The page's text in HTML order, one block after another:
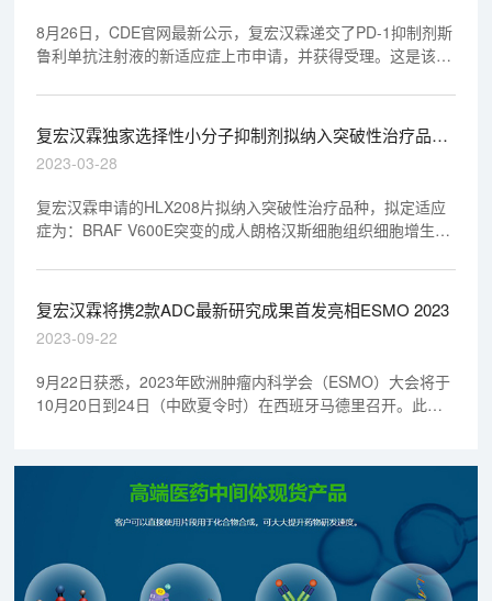
8月26日，CDE官网最新公示，复宏汉霖递交了PD-1抑制剂斯
鲁利单抗注射液的新适应症上市申请，并获得受理。这是该产
2022年度中期业绩，斯鲁利单抗联合化疗用于一线治疗食管鳞
癌的3期研究已达到双主要研究终点。
复宏汉霖独家选择性小分子抑制剂拟纳入突破性治疗品种
丨“美”天新药事
2023-03-28
复宏汉霖申请的HLX208片拟纳入突破性治疗品种，拟定适应
症为：BRAF V600E突变的成人朗格汉斯细胞组织细胞增生症
HLX208（RX208）是润新生物自主研发的一款针对BRAF
V600E突变的选择性小分子抑制剂，复宏汉霖通过与润新生物
达成一项超11亿元的许可合作，获得了其中国独家权利。
复宏汉霖将携2款ADC最新研究成果首发亮相ESMO 2023
2023-09-22
9月22日获悉，2023年欧洲肿瘤内科学会（ESMO）大会将于
10月20日到24日（中欧夏令时）在西班牙马德里召开。此届
HLX43的最新研究成果。以下为两款ADC产品的发布信息：
1、论文题目：新型靶向表皮生长因子受体（EGFR）的ADC
药物HLX42的临床前研究，以解决肿瘤对西妥昔单抗
（cetuximab）或酪氨酸激酶抑制剂（TKI）的耐药问题；2、
论文题目：靶向PD-L1的ADC药物HLX43在多种PD-1/PD-L1
难治/耐药模型中的临床前药效。